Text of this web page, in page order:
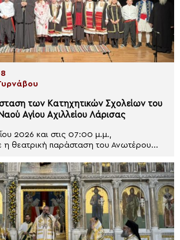
των Kατηχητικών Σχολείων του
Αγίου Αχιλλείου Λάρισας
2026 και στις 07:00 μ.μ.,
η θεατρική παράσταση του Ανωτέρου...